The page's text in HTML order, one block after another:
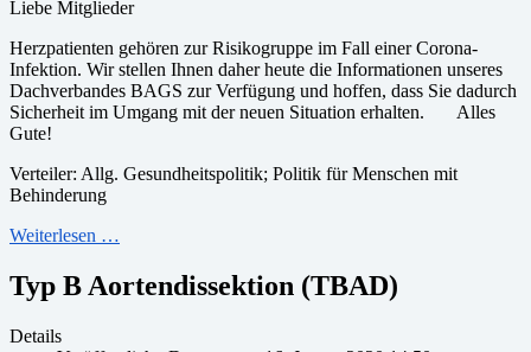
Liebe Mitglieder
Herzpatienten gehören zur Risikogruppe im Fall einer Corona-
Infektion. Wir stellen Ihnen daher heute die Informationen unseres
Dachverbandes BAGS zur Verfügung und hoffen, dass Sie dadurch
Sicherheit im Umgang mit der neuen Situation erhalten. Alles
Gute!
Verteiler: Allg. Gesundheitspolitik; Politik für Menschen mit
Behinderung
Weiterlesen …
Typ B Aortendissektion (TBAD)
Details